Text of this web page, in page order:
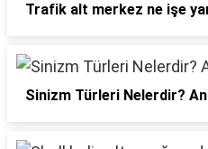
Trafik alt merkez ne işe
Sinizm Türleri Nelerdir?